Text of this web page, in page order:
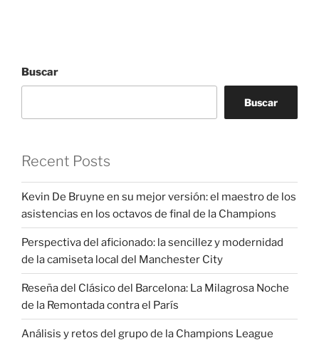
Buscar
Buscar
Recent Posts
Kevin De Bruyne en su mejor versión: el maestro de los
asistencias en los octavos de final de la Champions
Perspectiva del aficionado: la sencillez y modernidad
de la camiseta local del Manchester City
Reseña del Clásico del Barcelona: La Milagrosa Noche
de la Remontada contra el París
Análisis y retos del grupo de la Champions League